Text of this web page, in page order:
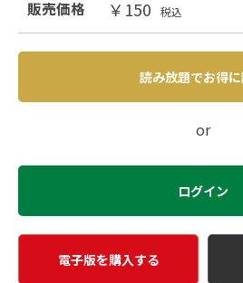
販売価格 ￥150 税込
読み放題でお得
or
ログイン
電子版を購入する